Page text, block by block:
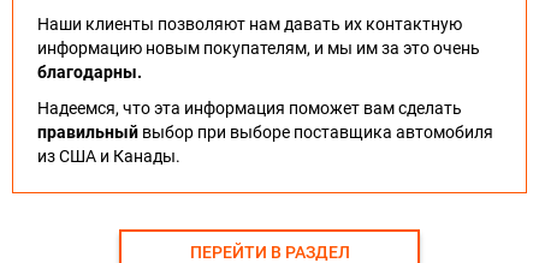
Наши клиенты позволяют нам давать их контактную
информацию новым покупателям, и мы им за это очень
благодарны.
Надеемся, что эта информация поможет вам сделать
правильный выбор при выборе поставщика автомобиля
из США и Канады.
ПЕРЕЙТИ В РАЗДЕЛ